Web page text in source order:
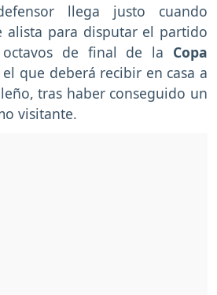
llega justo cuando
alista para disputar el partido
de final de la Copa
que deberá recibir en casa a
tras haber conseguido un
visitante.